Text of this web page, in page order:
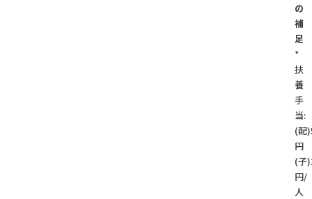
の
補
足
*
扶
養
手
当:
(配
円
(子
円/
人